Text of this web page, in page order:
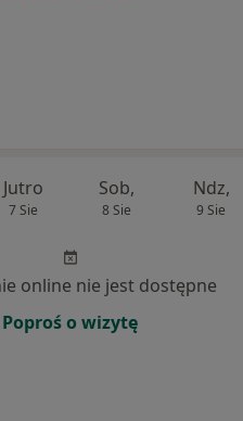
Jutro
7 Sie
Sob,
8 Sie
Ndz,
9 Sie
online nie jest dostępne
Poproś o wizytę